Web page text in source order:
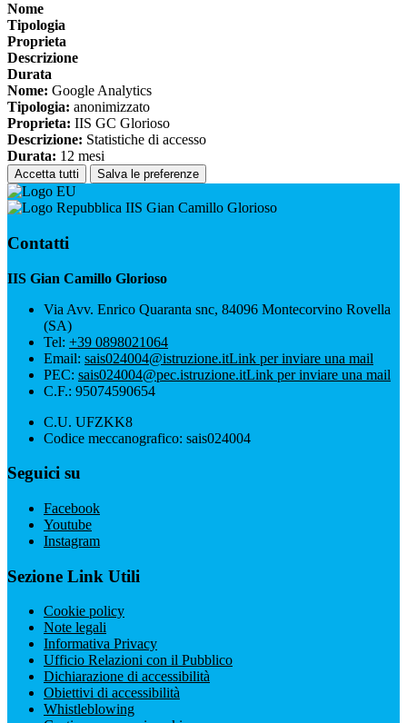
Nome
Tipologia
Proprieta
Descrizione
Durata
Nome: Google Analytics
Tipologia: anonimizzato
Proprieta: IIS GC Glorioso
Descrizione: Statistiche di accesso
Durata: 12 mesi
Accetta tutti Salva le preferenze
IIS Gian Camillo Glorioso
Contatti
IIS Gian Camillo Glorioso
Via Avv. Enrico Quaranta snc, 84096 Montecorvino Rovella
(SA)
Tel: +39 0898021064
Email: sais024004@istruzione.itLink per inviare una mail
PEC: sais024004@pec.istruzione.itLink per inviare una mail
C.F.: 95074590654
C.U. UFZKK8
Codice meccanografico: sais024004
Seguici su
Facebook
Youtube
Instagram
Sezione Link Utili
Cookie policy
Note legali
Informativa Privacy
Ufficio Relazioni con il Pubblico
Dichiarazione di accessibilità
Obiettivi di accessibilità
Whistleblowing